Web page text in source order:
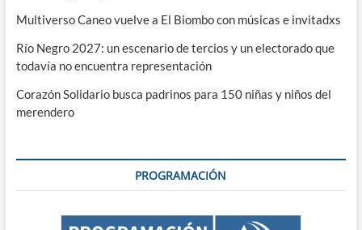
Multiverso Caneo vuelve a El Biombo con músicas e invitadxs
Río Negro 2027: un escenario de tercios y un electorado que
todavía no encuentra representación
Corazón Solidario busca padrinos para 150 niñas y niños del
merendero
PROGRAMACIÓN